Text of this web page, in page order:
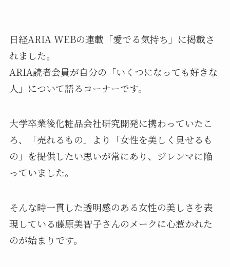
日経ARIA WEBの連載「愛でる気持ち」に掲載さ
れました。
ARIA読者会員が自分の「いくつになっても好きな
人」について語るコーナーです。
大学卒業後化粧品会社研究開発に携わっていたこ
ろ、「売れるもの」より「女性を美しく見せるも
の」を提供したい思いが常にあり、ジレンマに陥
っていました。
そんな時一貫した透明感のある女性の美しさを表
現している藤原美智子さんのメークに心惹かれた
のが始まりです。